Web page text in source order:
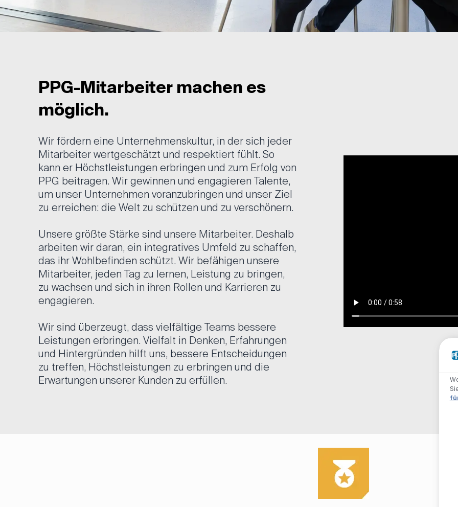
PPG-Mitarbeiter machen es
möglich.
Wir fördern eine Unternehmenskultur, in der sich jeder
Mitarbeiter wertgeschätzt und respektiert fühlt. So
kann er Höchstleistungen erbringen und zum Erfolg von
PPG beitragen. Wir gewinnen und engagieren Talente,
um unser Unternehmen voranzubringen und unser Ziel
zu erreichen: die Welt zu schützen und zu verschönern.
Unsere größte Stärke sind unsere Mitarbeiter. Deshalb
arbeiten wir daran, ein integratives Umfeld zu schaffen,
das ihr Wohlbefinden schützt. Wir befähigen unsere
Mitarbeiter, jeden Tag zu lernen, Leistung zu bringen,
zu wachsen und sich in ihren Rollen und Karrieren zu
engagieren.
Wir sind überzeugt, dass vielfältige Teams bessere
Leistungen erbringen. Vielfalt in Denken, Erfahrungen
und Hintergründen hilft uns, bessere Entscheidungen
zu treffen, Höchstleistungen zu erbringen und die
Erwartungen unserer Kunden zu erfüllen.